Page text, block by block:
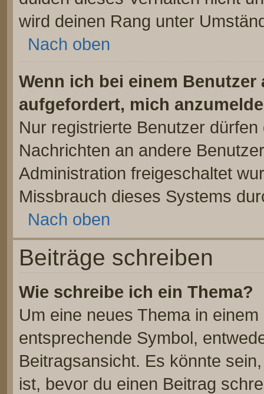
wird deinen Rang unter
Nach oben
Wenn ich bei einem
aufgefordert, mich
Nur registrierte Benutzer
Nachrichten an andere
Administration freigeschaltet
Missbrauch dieses Systems
Nach oben
Beiträge schreiben
Wie schreibe ich ein Thema?
Um eine neues Thema in
entsprechende Symbol,
Beitragsansicht. Es könnte
ist, bevor du einen Beitrag